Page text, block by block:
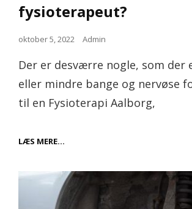
fysioterapeut?
Posted
oktober 5, 2022 Admin
Der er desværre nogle, som der
eller mindre bange og nervøse
til en Fysioterapi Aalborg,
LÆS MERE…
ONDT
HOS
EN
FYSIOTERAPEUT?